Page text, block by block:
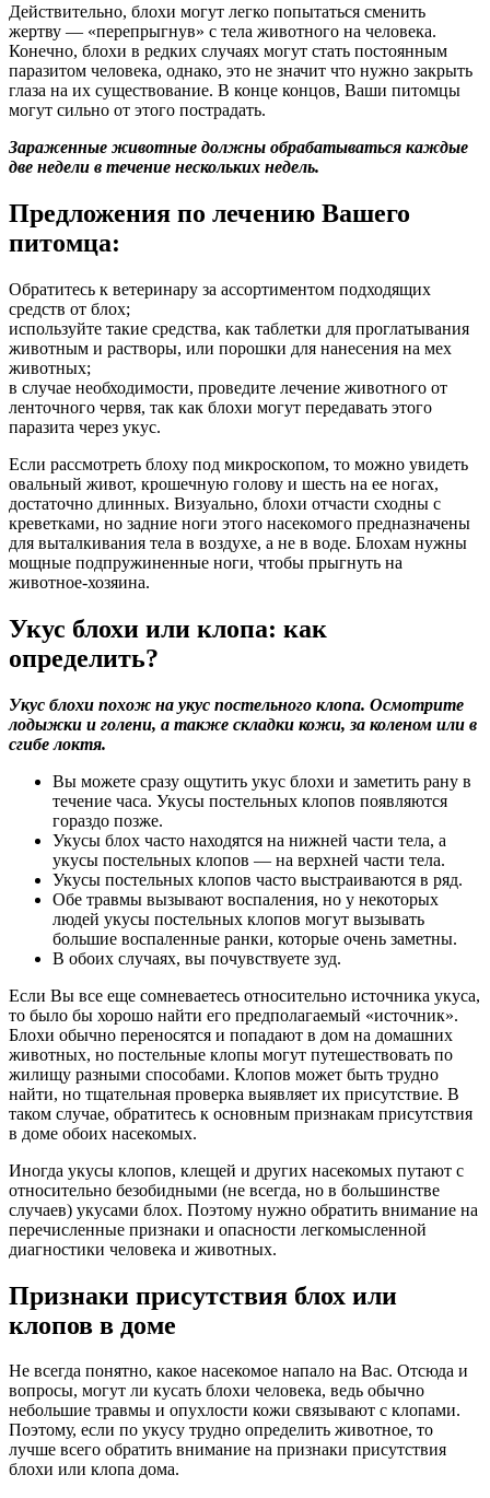
Действительно, блохи могут легко попытаться сменить
жертву — «перепрыгнув» с тела животного на человека.
Конечно, блохи в редких случаях могут стать постоянным
паразитом человека, однако, это не значит что нужно закрыть
глаза на их существование. В конце концов, Ваши питомцы
могут сильно от этого пострадать.
Зараженные животные должны обрабатываться каждые
две недели в течение нескольких недель.
Предложения по лечению Вашего
питомца:
Обратитесь к ветеринару за ассортиментом подходящих
средств от блох;
используйте такие средства, как таблетки для проглатывания
животным и растворы, или порошки для нанесения на мех
животных;
в случае необходимости, проведите лечение животного от
ленточного червя, так как блохи могут передавать этого
паразита через укус.
Если рассмотреть блоху под микроскопом, то можно увидеть
овальный живот, крошечную голову и шесть на ее ногах,
достаточно длинных. Визуально, блохи отчасти сходны с
креветками, но задние ноги этого насекомого предназначены
для выталкивания тела в воздухе, а не в воде. Блохам нужны
мощные подпружиненные ноги, чтобы прыгнуть на
животное-хозяина.
Укус блохи или клопа: как
определить?
Укус блохи похож на укус постельного клопа. Осмотрите
лодыжки и голени, а также складки кожи, за коленом или в
сгибе локтя.
Вы можете сразу ощутить укус блохи и заметить рану в
течение часа. Укусы постельных клопов появляются
гораздо позже.
Укусы блох часто находятся на нижней части тела, а
укусы постельных клопов — на верхней части тела.
Укусы постельных клопов часто выстраиваются в ряд.
Обе травмы вызывают воспаления, но у некоторых
людей укусы постельных клопов могут вызывать
большие воспаленные ранки, которые очень заметны.
В обоих случаях, вы почувствуете зуд.
Если Вы все еще сомневаетесь относительно источника укуса,
то было бы хорошо найти его предполагаемый «источник».
Блохи обычно переносятся и попадают в дом на домашних
животных, но постельные клопы могут путешествовать по
жилищу разными способами. Клопов может быть трудно
найти, но тщательная проверка выявляет их присутствие. В
таком случае, обратитесь к основным признакам присутствия
в доме обоих насекомых.
Иногда укусы клопов, клещей и других насекомых путают с
относительно безобидными (не всегда, но в большинстве
случаев) укусами блох. Поэтому нужно обратить внимание на
перечисленные признаки и опасности легкомысленной
диагностики человека и животных.
Признаки присутствия блох или
клопов в доме
Не всегда понятно, какое насекомое напало на Вас. Отсюда и
вопросы, могут ли кусать блохи человека, ведь обычно
небольшие травмы и опухлости кожи связывают с клопами.
Поэтому, если по укусу трудно определить животное, то
лучше всего обратить внимание на признаки присутствия
блохи или клопа дома.